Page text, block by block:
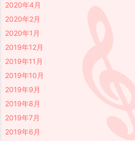
2020年4月
2020年2月
2020年1月
2019年12月
2019年11月
2019年10月
2019年9月
2019年8月
2019年7月
2019年6月